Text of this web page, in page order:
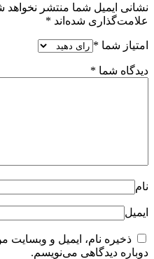
نشانی ایمیل شما منتشر نخواهد
علامت‌گذاری شده‌اند *
امتیاز شما *
دیدگاه شما *
نام
ایمیل
ذخیره نام، ایمیل و وبسایت
دوباره دیدگاهی می‌نویسم.